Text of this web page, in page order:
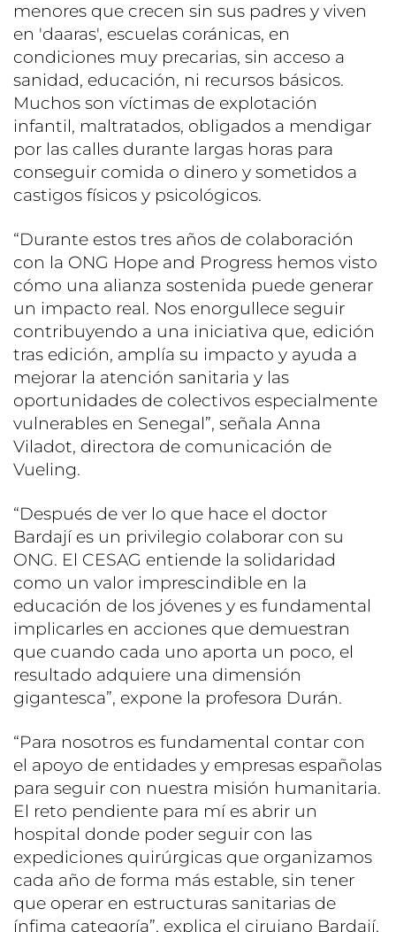
menores que crecen sin sus padres y viven
en 'daaras', escuelas coránicas, en
condiciones muy precarias, sin acceso a
sanidad, educación, ni recursos básicos.
Muchos son víctimas de explotación
infantil, maltratados, obligados a mendigar
por las calles durante largas horas para
conseguir comida o dinero y sometidos a
castigos físicos y psicológicos.
“Durante estos tres años de colaboración
con la ONG Hope and Progress hemos visto
cómo una alianza sostenida puede generar
un impacto real. Nos enorgullece seguir
contribuyendo a una iniciativa que, edición
tras edición, amplía su impacto y ayuda a
mejorar la atención sanitaria y las
oportunidades de colectivos especialmente
vulnerables en Senegal”, señala Anna
Viladot, directora de comunicación de
Vueling.
“Después de ver lo que hace el doctor
Bardají es un privilegio colaborar con su
ONG. El CESAG entiende la solidaridad
como un valor imprescindible en la
educación de los jóvenes y es fundamental
implicarles en acciones que demuestran
que cuando cada uno aporta un poco, el
resultado adquiere una dimensión
gigantesca”, expone la profesora Durán.
“Para nosotros es fundamental contar con
el apoyo de entidades y empresas españolas
para seguir con nuestra misión humanitaria.
El reto pendiente para mí es abrir un
hospital donde poder seguir con las
expediciones quirúrgicas que organizamos
cada año de forma más estable, sin tener
que operar en estructuras sanitarias de
ínfima categoría”, explica el cirujano Bardají,